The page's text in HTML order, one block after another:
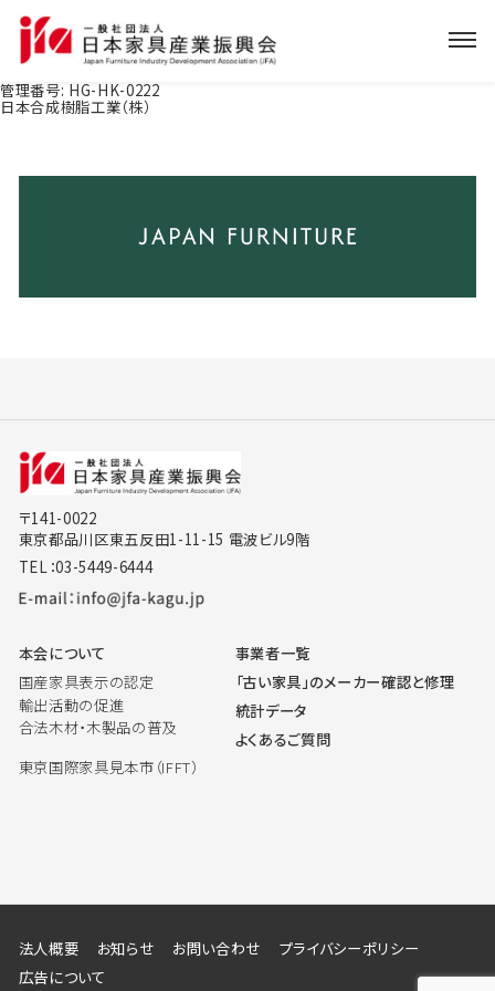
管理番号: HG-HK-0222
日本合成樹脂工業（株）
〒141-0022
東京都品川区東五反田1-11-15 電波ビル9階
TEL：03-5449-6444
本会について
国産家具表示の認定
輸出活動の促進
合法木材・木製品の普及
東京国際家具見本市（IFFT）
事業者一覧
「古い家具」のメーカー確認と修理
統計データ
よくあるご質問
法人概要 お知らせ お問い合わせ
プライバシーポリシー
広告について